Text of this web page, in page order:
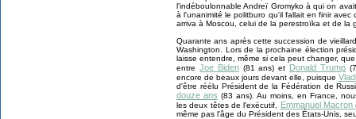
l'indéboulonnable Andreï Gromyko à qui on
à l'unanimité le politburo qu'il fallait en finir
arriva à Moscou, celui de la perestroïka et de la
Quarante ans après cette succession de
Washington. Lors de la prochaine élection
laisse entendre, même si cela peut changer,
entre Joe Biden(81 ans) et Donald Trump
encore de beaux jours devant elle, puisque
d'être réélu Président de la Fédération de
douze ans (83 ans). Au moins, en France,
les deux têtes de l'exécutif,
Emmanuel Macron
même pas l'âge du Président des États-Unis,